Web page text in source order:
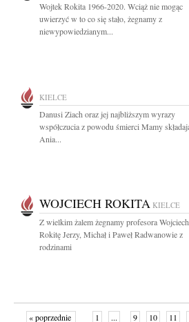
Wojtek Rokita 1966-2020. Wciąż nie mogąc
uwierzyć w to co się stało, żegnamy z
niewypowiedzianym...
KIELCE
Danusi Ziach oraz jej najbliższym wyrazy
współczucia z powodu śmierci Mamy
Ania...
WOJCIECH ROKITA KIELCE
Z wielkim żalem żegnamy profesora
Rokitę Jerzy, Michał i Paweł Radwanowie z
rodzinami
« poprzednie 1 ... 9 10 11